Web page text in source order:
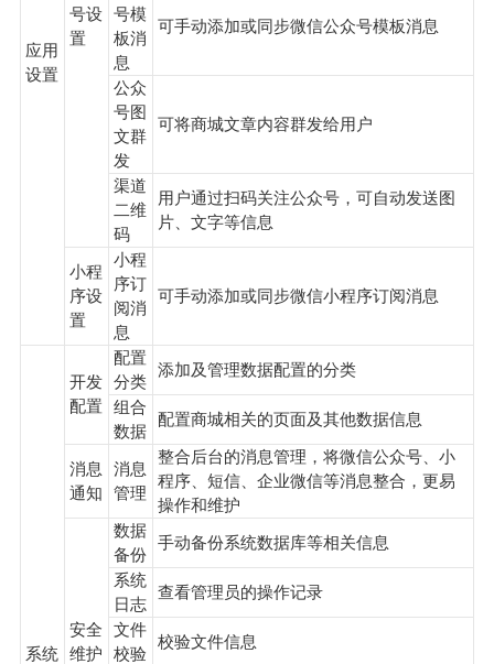
应用
设置
号设
置
号模
板消
息
可手动添加或同步微信公众号模板消息
公众
号图
文群
发
可将商城文章内容群发给用户
渠道
二维
码
用户通过扫码关注公众号，可自动发送图
片、文字等信息
小程
序设
置
小程
序订
阅消
息
可手动添加或同步微信小程序订阅消息
系统
开发
配置
配置
分类
添加及管理数据配置的分类
组合
数据
配置商城相关的页面及其他数据信息
消息
通知
消息
管理
整合后台的消息管理，将微信公众号、小
程序、短信、企业微信等消息整合，更易
操作和维护
安全
维护
数据
备份
手动备份系统数据库等相关信息
系统
日志
查看管理员的操作记录
文件
校验
校验文件信息